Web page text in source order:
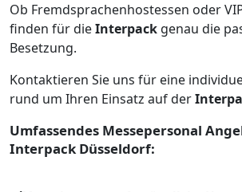
Ob Fremdsprachenhostessen oder
finden für dieInterpack genau die
Besetzung.
Kontaktieren Sie uns für eine
rund um Ihren Einsatz auf der
Umfassendes Messepersonal
Interpack Düsseldorf: